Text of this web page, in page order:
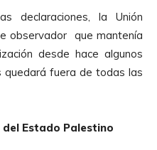
declaraciones, la Unión
observador que mantenía
desde hace algunos
quedará fuera de todas las
Estado Palestino